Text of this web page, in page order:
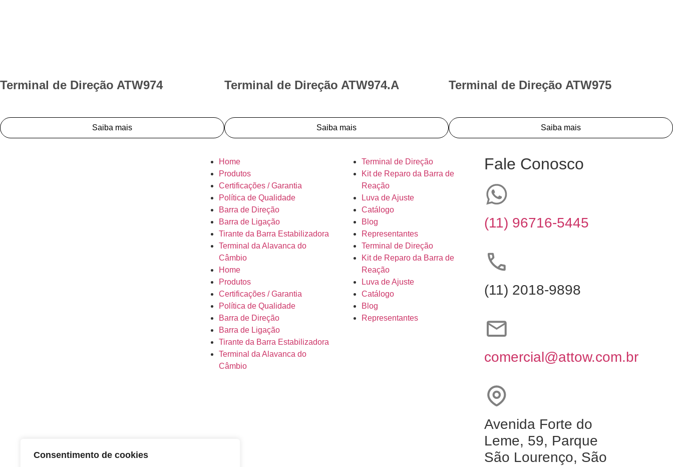
Consentimento de cookies
Terminal de Direção ATW974
Saiba mais
Terminal de Direção ATW974.A
Saiba mais
Terminal de Direção ATW975
Saiba mais
Home
Produtos
Certificações / Garantia
Política de Qualidade
Barra de Direção
Barra de Ligação
Tirante da Barra Estabilizadora
Terminal da Alavanca do
Câmbio
Home
Produtos
Certificações / Garantia
Política de Qualidade
Barra de Direção
Barra de Ligação
Tirante da Barra Estabilizadora
Terminal da Alavanca do
Câmbio
Terminal de Direção
Kit de Reparo da Barra de
Reação
Luva de Ajuste
Catálogo
Blog
Representantes
Terminal de Direção
Kit de Reparo da Barra de
Reação
Luva de Ajuste
Catálogo
Blog
Representantes
Fale Conosco
(11) 96716-5445
(11) 2018-9898
comercial@attow.com.br
Avenida Forte do
Leme, 59, Parque
São Lourenço, São